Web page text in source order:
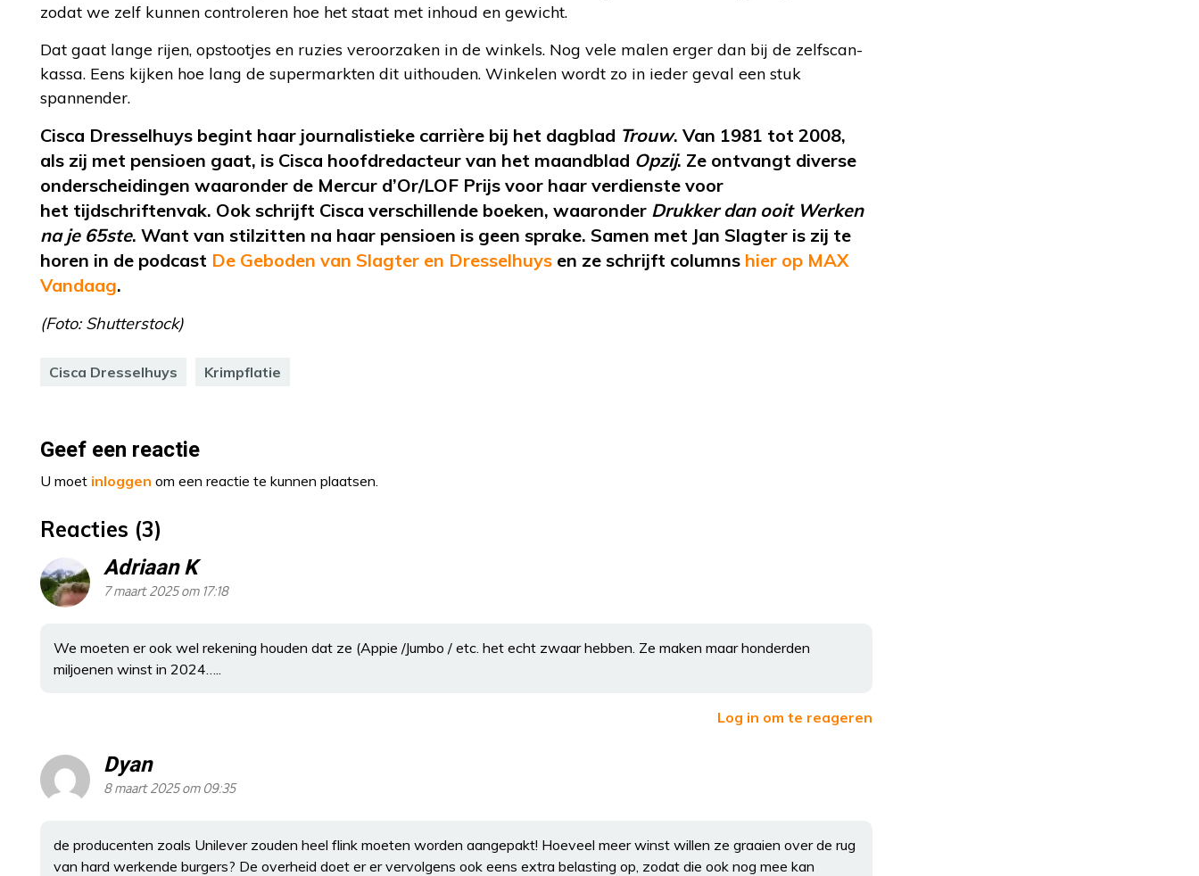
zodat we zelf kunnen controleren hoe het staat met inhoud en gewicht.
Dat gaat lange rijen, opstootjes en ruzies veroorzaken in de winkels. Nog vele malen erger dan bij de zelfscan-
kassa. Eens kijken hoe lang de supermarkten dit uithouden. Winkelen wordt zo in ieder geval een stuk
spannender.
Cisca Dresselhuys begint haar journalistieke carrière bij het dagblad Trouw. Van 1981 tot 2008,
als zij met pensioen gaat, is Cisca hoofdredacteur van het maandblad Opzij. Ze ontvangt diverse
onderscheidingen waaronder de Mercur d’Or/LOF Prijs voor haar verdienste voor
het tijdschriftenvak. Ook schrijft Cisca verschillende boeken, waaronder Drukker dan ooit Werken
na je 65ste. Want van stilzitten na haar pensioen is geen sprake. Samen met Jan Slagter is zij te
horen in de podcast De Geboden van Slagter en Dresselhuys en ze schrijft columns hier op MAX
Vandaag.
(Foto: Shutterstock)
Cisca Dresselhuys Krimpflatie
Geef een reactie
U moet inloggen om een reactie te kunnen plaatsen.
Reacties (3)
Adriaan K
7 maart 2025 om 17:18
We moeten er ook wel rekening houden dat ze (Appie /Jumbo / etc. het echt zwaar hebben. Ze maken maar honderden
miljoenen winst in 2024…..
Log in om te reageren
Dyan
8 maart 2025 om 09:35
de producenten zoals Unilever zouden heel flink moeten worden aangepakt! Hoeveel meer winst willen ze graaien over de rug
van hard werkende burgers? De overheid doet er er vervolgens ook eens extra belasting op, zodat die ook nog mee kan